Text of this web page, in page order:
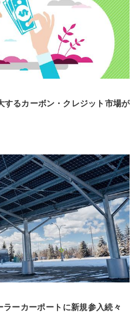
するカーボン・クレジット市場が
ラーカーポートに新規参入続々